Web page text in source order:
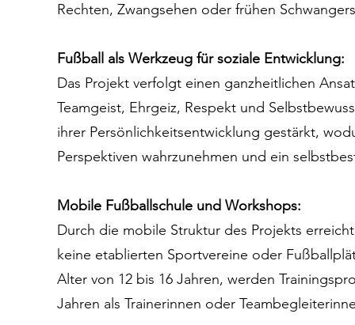
Rechten, Zwangsehen oder frühen
Fußball als Werkzeug für soziale Entwicklung:
Das Projekt verfolgt einen ganzheitlichen
Teamgeist, Ehrgeiz, Respekt und
ihrer Persönlichkeitsentwicklung gestärkt,
Perspektiven wahrzunehmen und ein
Mobile Fußballschule und Workshops:
Durch die mobile Struktur des Projekts
keine etablierten Sportvereine oder
Alter von 12 bis 16 Jahren, werden
Jahren als Trainerinnen oder